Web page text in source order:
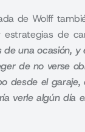
de Wolff
de
una ocasión,
de no verse
desde el
verle algún día